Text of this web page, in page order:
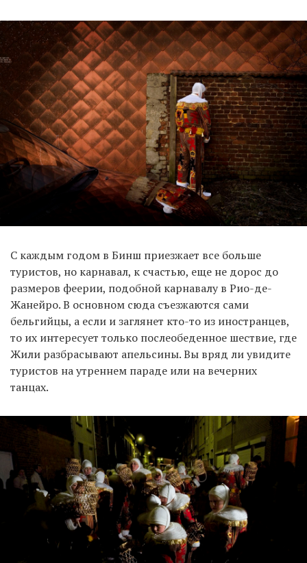
С каждым годом в Бинш приезжает все больше
туристов, но карнавал, к счастью, еще не дорос до
размеров феерии, подобной карнавалу в Рио-де-
Жанейро. В основном сюда съезжаются сами
бельгийцы, а если и заглянет кто-то из иностранцев,
то их интересует только послеобеденное шествие, где
Жили разбрасывают апельсины. Вы вряд ли увидите
туристов на утреннем параде или на вечерних
танцах.